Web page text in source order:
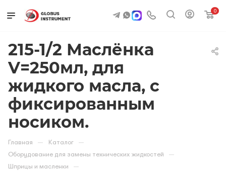
0
215-1/2 Маслёнка
V=250мл, для
жидкого масла, с
фиксированным
носиком.
Главная — Каталог —
Оборудование для замены технических жидкостей —
Шприцы и масленки —